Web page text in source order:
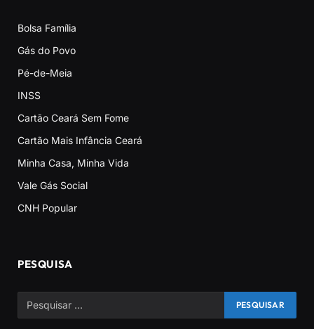
Bolsa Família
Gás do Povo
Pé-de-Meia
INSS
Cartão Ceará Sem Fome
Cartão Mais Infância Ceará
Minha Casa, Minha Vida
Vale Gás Social
CNH Popular
PESQUISA